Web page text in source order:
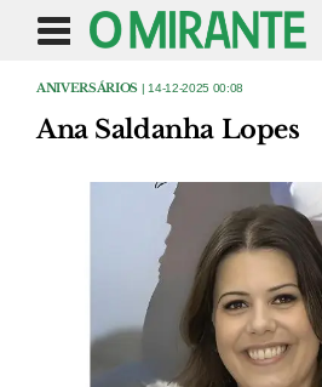
ANIVERSÁRIOS | 14-12-2025 00:08
Ana Saldanha Lopes